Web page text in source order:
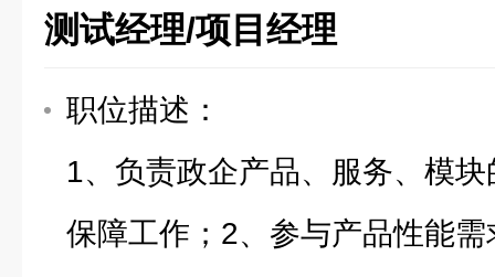
测试经理/项目经理
职位描述：
1、负责政企产品、服务、模
保障工作；2、参与产品性能